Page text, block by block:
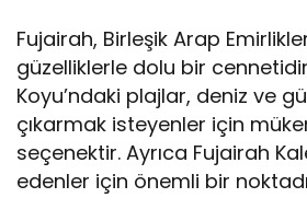
Fujairah, Birleşik Arap
güzelliklerle dolu bir
Koyu’ndaki plajlar, deniz ve
çıkarmak isteyenler için
seçenektir. Ayrıca Fujairah
edenler için önemli bir